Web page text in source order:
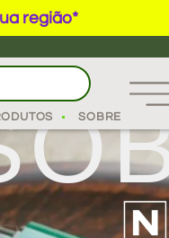
região*
SOBRE
O